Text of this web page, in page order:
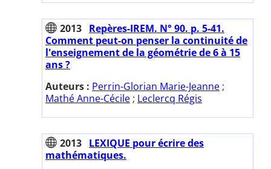
2013 Repères-IREM. N° 90. p. 5-41.
Comment peut-on penser la continuité de
l'enseignement de la géométrie de 6 à 15
ans ?
Auteurs : Perrin-Glorian Marie-Jeanne ;
Mathé Anne-Cécile ; Leclercq Régis
2013 LEXIQUE pour écrire des
mathématiques.